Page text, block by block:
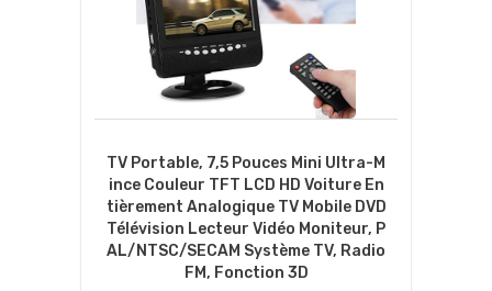
TV Portable, 7,5 Pouces Mini Ultra-M
Ince Couleur TFT LCD HD Voiture En
Tièrement Analogique TV Mobile DVD
Télévision Lecteur Vidéo Moniteur, P
AL/NTSC/SECAM Système TV, Radio
FM, Fonction 3D